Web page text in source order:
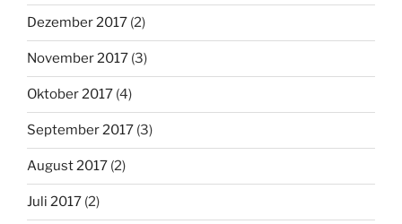
Dezember 2017 (2)
November 2017 (3)
Oktober 2017 (4)
September 2017 (3)
August 2017 (2)
Juli 2017 (2)